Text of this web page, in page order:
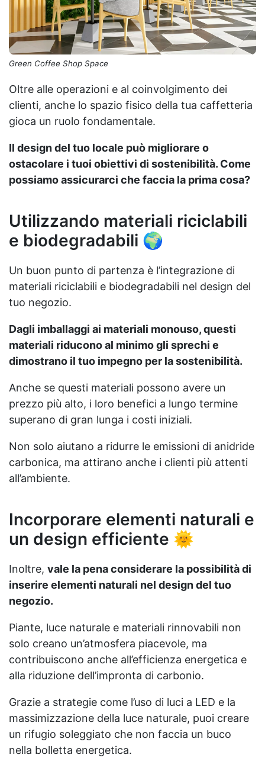
Green Coffee Shop Space
Oltre alle operazioni e al coinvolgimento dei
clienti, anche lo spazio fisico della tua caffetteria
gioca un ruolo fondamentale.
Il design del tuo locale può migliorare o
ostacolare i tuoi obiettivi di sostenibilità. Come
possiamo assicurarci che faccia la prima cosa?
Utilizzando materiali riciclabili
e biodegradabili 🌍
Un buon punto di partenza è l’integrazione di
materiali riciclabili e biodegradabili nel design del
tuo negozio.
Dagli imballaggi ai materiali monouso, questi
materiali riducono al minimo gli sprechi e
dimostrano il tuo impegno per la sostenibilità.
Anche se questi materiali possono avere un
prezzo più alto, i loro benefici a lungo termine
superano di gran lunga i costi iniziali.
Non solo aiutano a ridurre le emissioni di anidride
carbonica, ma attirano anche i clienti più attenti
all’ambiente.
Incorporare elementi naturali e
un design efficiente 🌞
Inoltre, vale la pena considerare la possibilità di
inserire elementi naturali nel design del tuo
negozio.
Piante, luce naturale e materiali rinnovabili non
solo creano un’atmosfera piacevole, ma
contribuiscono anche all’efficienza energetica e
alla riduzione dell’impronta di carbonio.
Grazie a strategie come l’uso di luci a LED e la
massimizzazione della luce naturale, puoi creare
un rifugio soleggiato che non faccia un buco
nella bolletta energetica.